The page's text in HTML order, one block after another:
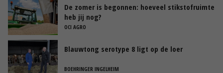
De zomer is begonnen: hoeveel stikstofruimte
heb jij nog?
OCI AGRO
Blauwtong serotype 8 ligt op de loer
BOEHRINGER INGELHEIM